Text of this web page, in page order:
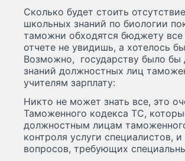
Сколько будет стоить
школьных знаний по биологии
таможни обходятся бюджету
отчете не увидишь, а хотелось
Возможно, государству было
знаний должностных лиц
учителям зарплату:
Никто не может знать все, это
Таможенного кодекса ТС,
должностным лицам
контроля услуги специалистов,
вопросов, требующих